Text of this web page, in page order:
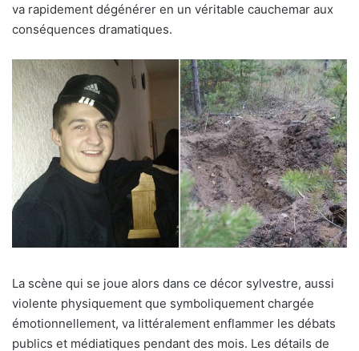
va rapidement dégénérer en un véritable cauchemar aux
conséquences dramatiques.
La scène qui se joue alors dans ce décor sylvestre, aussi
violente physiquement que symboliquement chargée
émotionnellement, va littéralement enflammer les débats
publics et médiatiques pendant des mois. Les détails de